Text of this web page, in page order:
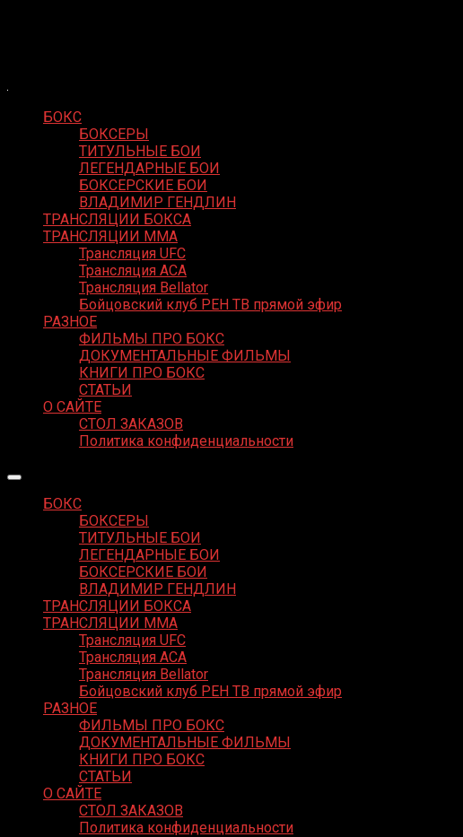
БОКС
БОКСЕРЫ
ТИТУЛЬНЫЕ БОИ
ЛЕГЕНДАРНЫЕ БОИ
БОКСЕРСКИЕ БОИ
ВЛАДИМИР ГЕНДЛИН
ТРАНСЛЯЦИИ БОКСА
ТРАНСЛЯЦИИ MMA
Трансляция UFC
Трансляция ACA
Трансляция Bellator
Бойцовский клуб РЕН ТВ прямой эфир
РАЗНОЕ
ФИЛЬМЫ ПРО БОКС
ДОКУМЕНТАЛЬНЫЕ ФИЛЬМЫ
КНИГИ ПРО БОКС
СТАТЬИ
О САЙТЕ
СТОЛ ЗАКАЗОВ
Политика конфиденциальности
БОКС
БОКСЕРЫ
ТИТУЛЬНЫЕ БОИ
ЛЕГЕНДАРНЫЕ БОИ
БОКСЕРСКИЕ БОИ
ВЛАДИМИР ГЕНДЛИН
ТРАНСЛЯЦИИ БОКСА
ТРАНСЛЯЦИИ MMA
Трансляция UFC
Трансляция ACA
Трансляция Bellator
Бойцовский клуб РЕН ТВ прямой эфир
РАЗНОЕ
ФИЛЬМЫ ПРО БОКС
ДОКУМЕНТАЛЬНЫЕ ФИЛЬМЫ
КНИГИ ПРО БОКС
СТАТЬИ
О САЙТЕ
СТОЛ ЗАКАЗОВ
Политика конфиденциальности